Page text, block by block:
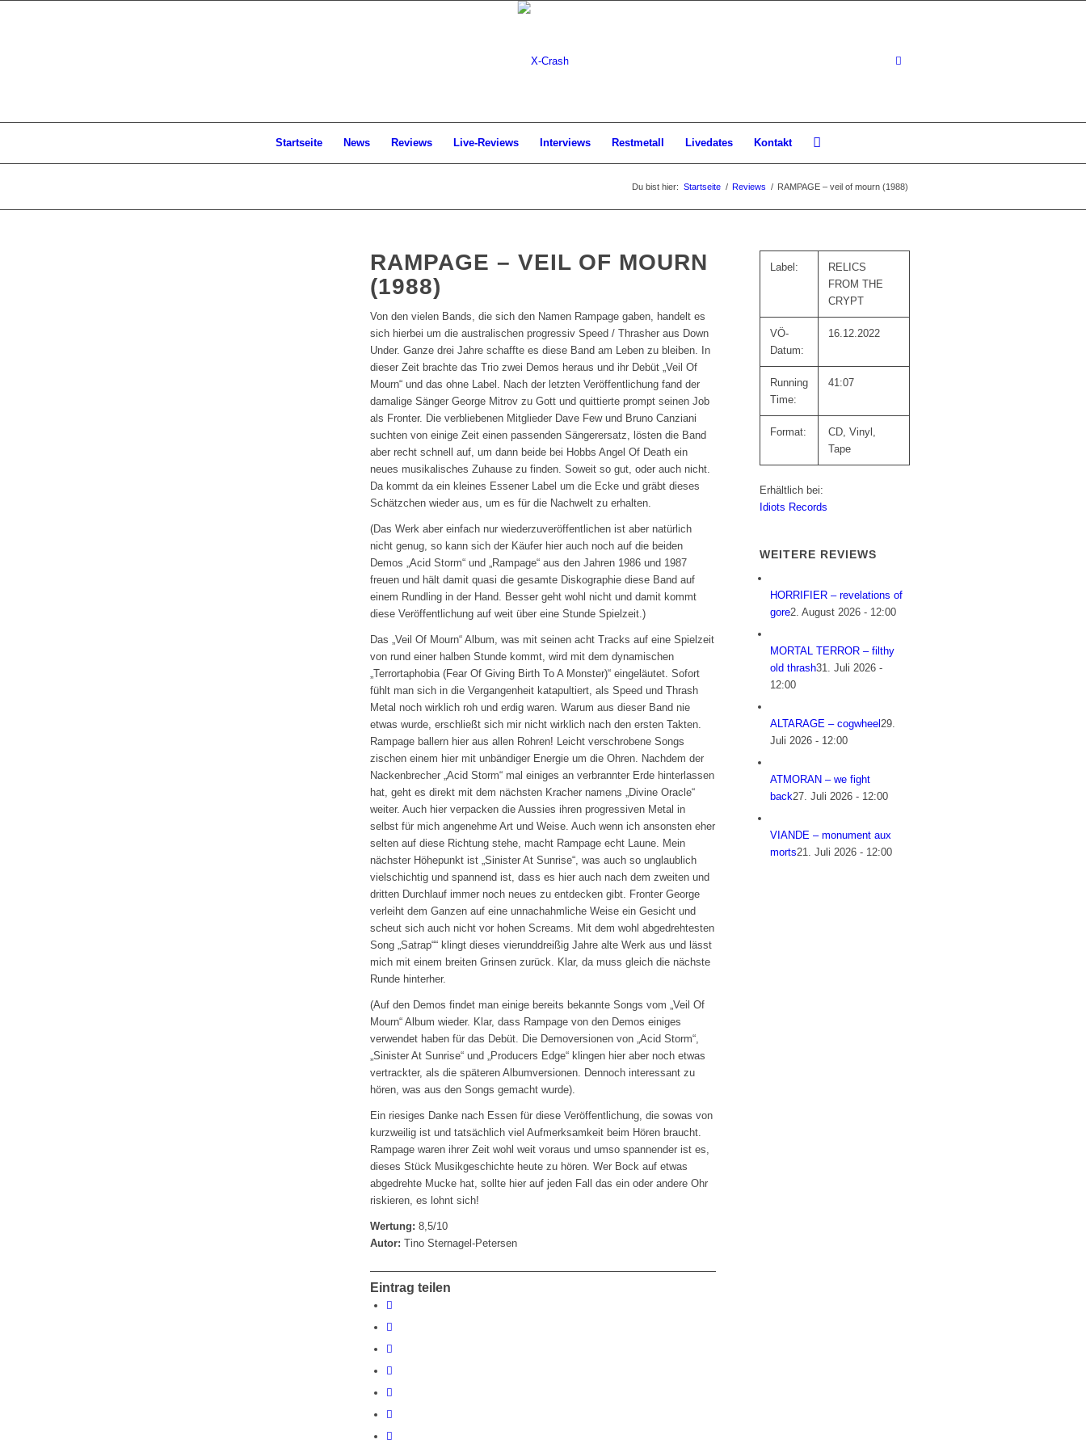
Startseite News Reviews Live-Reviews Interviews Restmetall Livedates Kontakt
Du bist hier: Startseite / Reviews / RAMPAGE – veil of mourn (1988)
RAMPAGE – VEIL OF MOURN
(1988)
Von den vielen Bands, die sich den Namen Rampage gaben, handelt es
sich hierbei um die australischen progressiv Speed / Thrasher aus Down
Under. Ganze drei Jahre schaffte es diese Band am Leben zu bleiben. In
dieser Zeit brachte das Trio zwei Demos heraus und ihr Debüt „Veil Of
Mourn“ und das ohne Label. Nach der letzten Veröffentlichung fand der
damalige Sänger George Mitrov zu Gott und quittierte prompt seinen Job
als Fronter. Die verbliebenen Mitglieder Dave Few und Bruno Canziani
suchten von einige Zeit einen passenden Sängerersatz, lösten die Band
aber recht schnell auf, um dann beide bei Hobbs Angel Of Death ein
neues musikalisches Zuhause zu finden. Soweit so gut, oder auch nicht.
Da kommt da ein kleines Essener Label um die Ecke und gräbt dieses
Schätzchen wieder aus, um es für die Nachwelt zu erhalten.
(Das Werk aber einfach nur wiederzuveröffentlichen ist aber natürlich
nicht genug, so kann sich der Käufer hier auch noch auf die beiden
Demos „Acid Storm“ und „Rampage“ aus den Jahren 1986 und 1987
freuen und hält damit quasi die gesamte Diskographie diese Band auf
einem Rundling in der Hand. Besser geht wohl nicht und damit kommt
diese Veröffentlichung auf weit über eine Stunde Spielzeit.)
Das „Veil Of Mourn“ Album, was mit seinen acht Tracks auf eine Spielzeit
von rund einer halben Stunde kommt, wird mit dem dynamischen
„Terrortaphobia (Fear Of Giving Birth To A Monster)“ eingeläutet. Sofort
fühlt man sich in die Vergangenheit katapultiert, als Speed und Thrash
Metal noch wirklich roh und erdig waren. Warum aus dieser Band nie
etwas wurde, erschließt sich mir nicht wirklich nach den ersten Takten.
Rampage ballern hier aus allen Rohren! Leicht verschrobene Songs
zischen einem hier mit unbändiger Energie um die Ohren. Nachdem der
Nackenbrecher „Acid Storm“ mal einiges an verbrannter Erde hinterlassen
hat, geht es direkt mit dem nächsten Kracher namens „Divine Oracle“
weiter. Auch hier verpacken die Aussies ihren progressiven Metal in
selbst für mich angenehme Art und Weise. Auch wenn ich ansonsten eher
selten auf diese Richtung stehe, macht Rampage echt Laune. Mein
nächster Höhepunkt ist „Sinister At Sunrise“, was auch so unglaublich
vielschichtig und spannend ist, dass es hier auch nach dem zweiten und
dritten Durchlauf immer noch neues zu entdecken gibt. Fronter George
verleiht dem Ganzen auf eine unnachahmliche Weise ein Gesicht und
scheut sich auch nicht vor hohen Screams. Mit dem wohl abgedrehtesten
Song „Satrap““ klingt dieses vierunddreißig Jahre alte Werk aus und lässt
mich mit einem breiten Grinsen zurück. Klar, da muss gleich die nächste
Runde hinterher.
(Auf den Demos findet man einige bereits bekannte Songs vom „Veil Of
Mourn“ Album wieder. Klar, dass Rampage von den Demos einiges
verwendet haben für das Debüt. Die Demoversionen von „Acid Storm“,
„Sinister At Sunrise“ und „Producers Edge“ klingen hier aber noch etwas
vertrackter, als die späteren Albumversionen. Dennoch interessant zu
hören, was aus den Songs gemacht wurde).
Ein riesiges Danke nach Essen für diese Veröffentlichung, die sowas von
kurzweilig ist und tatsächlich viel Aufmerksamkeit beim Hören braucht.
Rampage waren ihrer Zeit wohl weit voraus und umso spannender ist es,
dieses Stück Musikgeschichte heute zu hören. Wer Bock auf etwas
abgedrehte Mucke hat, sollte hier auf jeden Fall das ein oder andere Ohr
riskieren, es lohnt sich!
Wertung: 8,5/10
Autor: Tino Sternagel-Petersen
Eintrag teilen
Label:
RELICS
FROM THE
CRYPT
VÖ-
Datum:
16.12.2022
Running
Time:
41:07
Format:
CD, Vinyl,
Tape
Erhältlich bei:
Idiots Records
WEITERE REVIEWS
HORRIFIER – revelations of
gore2. August 2026 - 12:00
MORTAL TERROR – filthy
old thrash31. Juli 2026 -
12:00
ALTARAGE – cogwheel29.
Juli 2026 - 12:00
ATMORAN – we fight
back27. Juli 2026 - 12:00
VIANDE – monument aux
morts21. Juli 2026 - 12:00